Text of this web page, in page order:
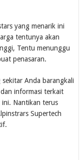
yang menarik ini
tentunya akan
Tentu menunggu
penasaran.
Anda barangkali
informasi terkait
Nantikan terus
Supertech